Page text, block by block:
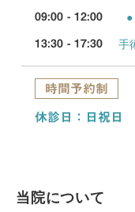
09:00 - 12:00 ●
13:30 - 17:30 手
時間予約制
休診日：日祝日
当院について